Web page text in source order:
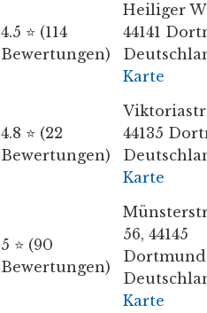
4.5 ⭐ (114
Bewertungen)
Heiliger
44141
Karte
4.8 ⭐ (22
Bewertungen)
44135
Karte
5 ⭐ (90
Bewertungen)
56, 44145
Karte